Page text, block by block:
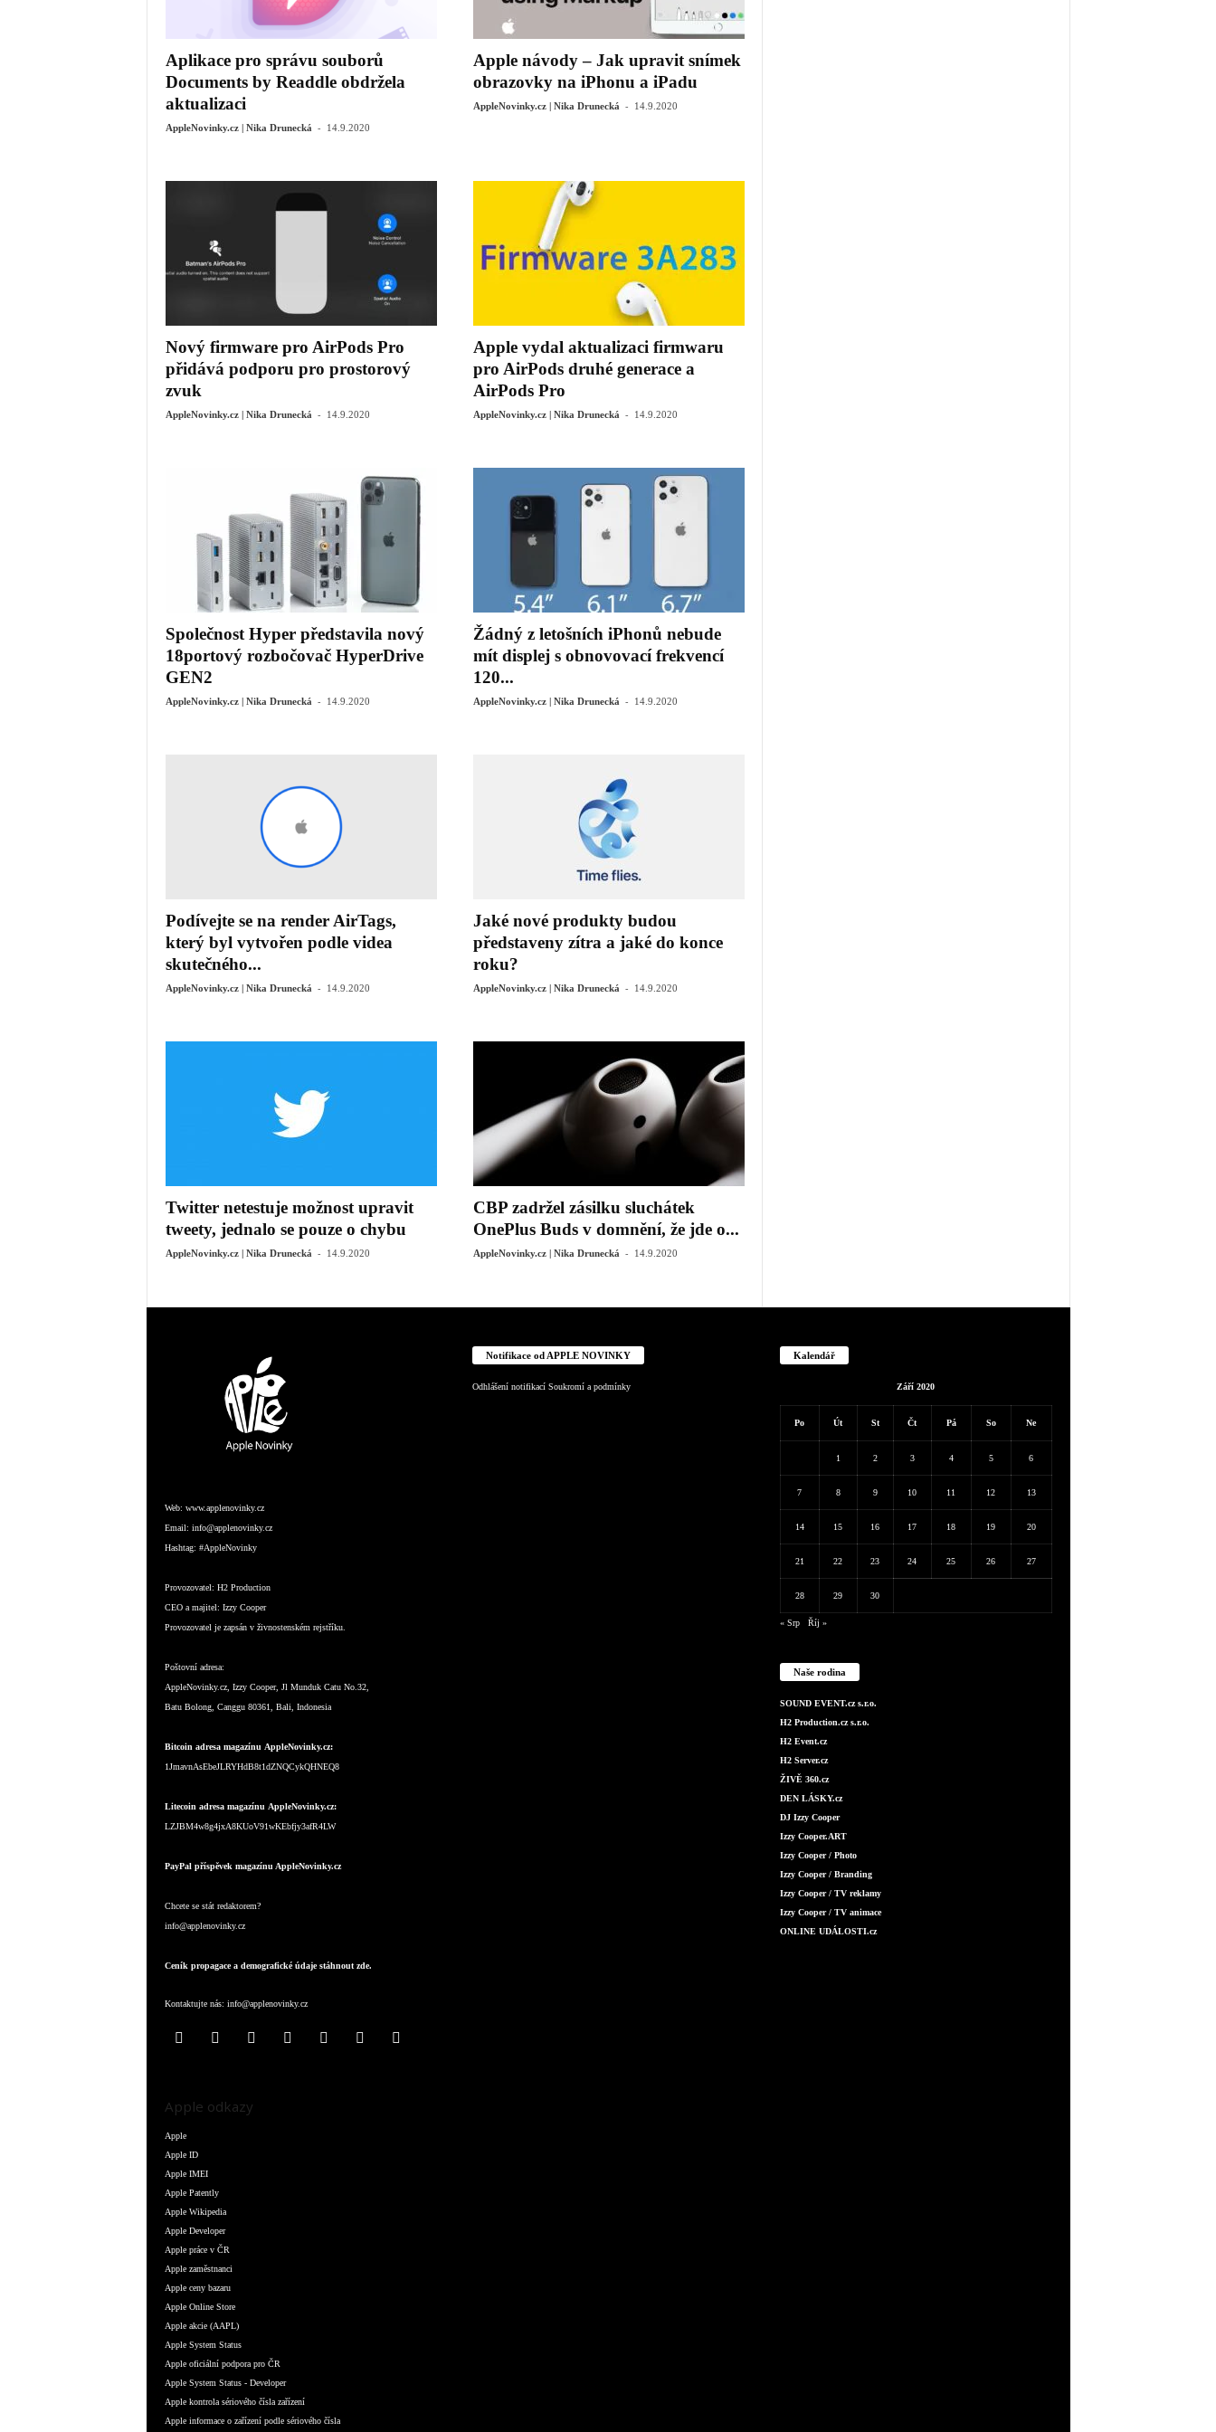
Aplikace pro správu souborů
Documents by Readdle obdržela
aktualizaci
AppleNovinky.cz | Nika Drunecká - 14.9.2020
Apple návody – Jak upravit snímek
obrazovky na iPhonu a iPadu
AppleNovinky.cz | Nika Drunecká - 14.9.2020
Nový firmware pro AirPods Pro
přidává podporu pro prostorový
zvuk
AppleNovinky.cz | Nika Drunecká - 14.9.2020
Apple vydal aktualizaci firmwaru
pro AirPods druhé generace a
AirPods Pro
AppleNovinky.cz | Nika Drunecká - 14.9.2020
Společnost Hyper představila nový
18portový rozbočovač HyperDrive
GEN2
AppleNovinky.cz | Nika Drunecká - 14.9.2020
Žádný z letošních iPhonů nebude
mít displej s obnovovací frekvencí
120...
AppleNovinky.cz | Nika Drunecká - 14.9.2020
Podívejte se na render AirTags,
který byl vytvořen podle videa
skutečného...
AppleNovinky.cz | Nika Drunecká - 14.9.2020
Jaké nové produkty budou
představeny zítra a jaké do konce
roku?
AppleNovinky.cz | Nika Drunecká - 14.9.2020
Twitter netestuje možnost upravit
tweety, jednalo se pouze o chybu
AppleNovinky.cz | Nika Drunecká - 14.9.2020
CBP zadržel zásilku sluchátek
OnePlus Buds v domnění, že jde o...
AppleNovinky.cz | Nika Drunecká - 14.9.2020
Web: www.applenovinky.cz
Email: info@applenovinky.cz
Hashtag: #AppleNovinky
Provozovatel: H2 Production
CEO a majitel: Izzy Cooper
Provozovatel je zapsán v živnostenském rejstříku.
Poštovní adresa:
AppleNovinky.cz, Izzy Cooper, Jl Munduk Catu No.32,
Batu Bolong, Canggu 80361, Bali, Indonesia
Bitcoin adresa magazínu AppleNovinky.cz:
1JmavnAsEbeJLRYHdB8t1dZNQCykQHNEQ8
Litecoin adresa magazínu AppleNovinky.cz:
LZJBM4w8g4jxA8KUoV91wKEbfjy3afR4LW
PayPal příspěvek magazínu AppleNovinky.cz
Chcete se stát redaktorem?
info@applenovinky.cz
Ceník propagace a demografické údaje stáhnout zde.
Kontaktujte nás: info@applenovinky.cz
Apple odkazy
Apple
Apple ID
Apple IMEI
Apple Patently
Apple Wikipedia
Apple Developer
Apple práce v ČR
Apple zaměstnanci
Apple ceny bazaru
Apple Online Store
Apple akcie (AAPL)
Apple System Status
Apple oficiální podpora pro ČR
Apple System Status - Developer
Apple kontrola sériového čísla zařízení
Apple informace o zařízení podle sériového čísla
Notifikace od APPLE NOVINKY
Odhlášení notifikací Soukromí a podmínky
Kalendář
Září 2020
Po Út St Čt Pá So Ne
1 2 3 4 5 6
7 8 9 10 11 12 13
14 15 16 17 18 19 20
21 22 23 24 25 26 27
28 29 30
« Srp Říj »
Naše rodina
SOUND EVENT.cz s.r.o.
H2 Production.cz s.r.o.
H2 Event.cz
H2 Server.cz
ŽIVĚ 360.cz
DEN LÁSKY.cz
DJ Izzy Cooper
Izzy Cooper.ART
Izzy Cooper / Photo
Izzy Cooper / Branding
Izzy Cooper / TV reklamy
Izzy Cooper / TV animace
ONLINE UDÁLOSTI.cz